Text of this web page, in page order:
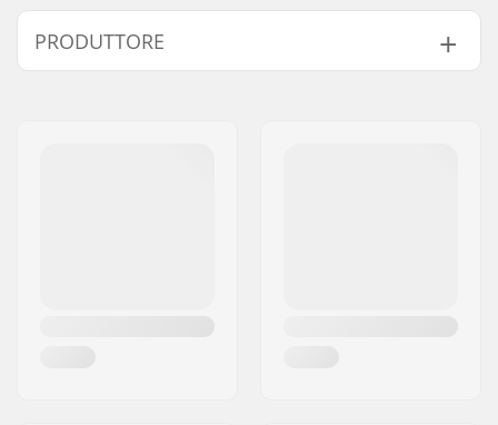
Genere: Men,Unisex
Collo:
Design:
Front Graphic
PRODUTTORE